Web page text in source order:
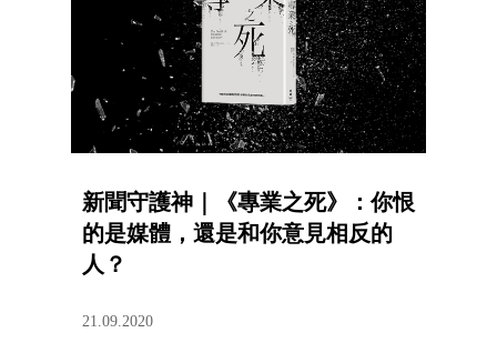
新聞守護神｜《專業之死》：你恨
的是媒體，還是和你意見相反的
人？
21.09.2020